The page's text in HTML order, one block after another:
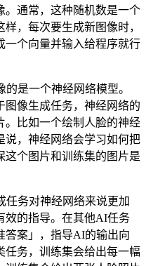
。通常，这种随机数是一个
，每次要生成新图像时，
一个向量并输入给程序就行
是一个神经网络模型。
图像生成任务，神经网络的
。比如一个绘制人脸的神经
说，神经网络会学习如何把
这个图片和训练集的图片是
任务对神经网络来说更加
的指导。在其他AI任务
答案」，指导AI的输出向
任务，训练集会给出每一幅